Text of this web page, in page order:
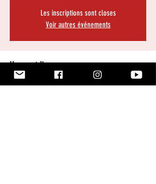
Les inscriptions sont closes
Voir autres événements
Heure et lieu
29 janv. 2022, 17:00